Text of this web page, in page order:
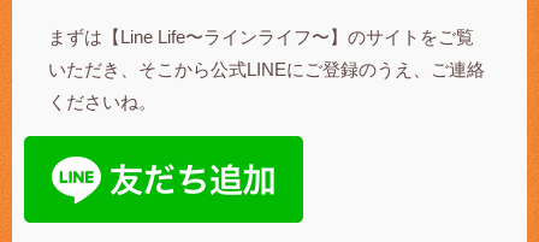
まずは【Line Life〜ラインライフ〜】のサイトをご覧
いただき、そこから公式LINEにご登録のうえ、ご連絡
くださいね。